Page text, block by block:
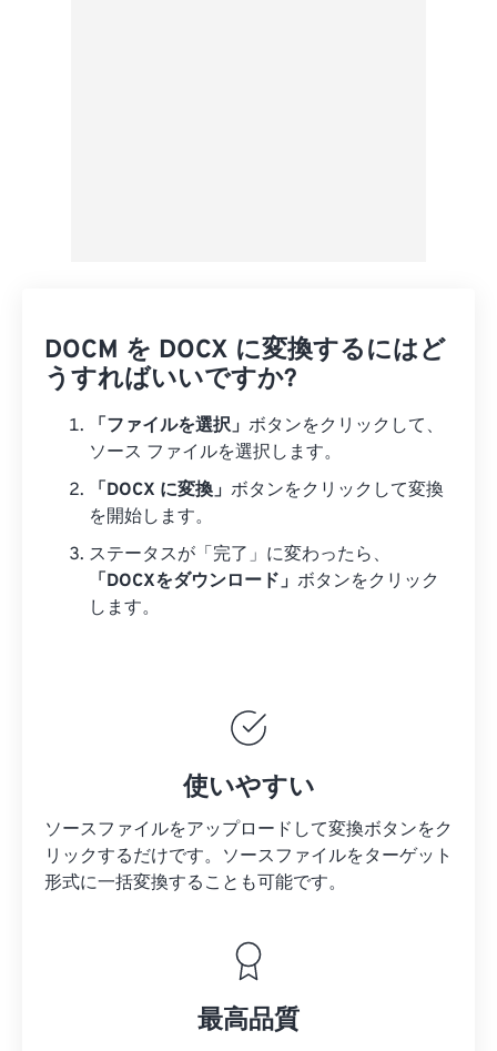
DOCM を DOCX に変換するにはど
うすればいいですか?
「ファイルを選択」 ボタンをクリックして、
ソース ファイルを選択します。
「DOCX に変換」 ボタンをクリックして変換
を開始します。
ステータスが「完了」に変わったら、
「DOCXをダウンロード」 ボタンをクリック
します。
使いやすい
ソースファイルをアップロードして変換ボタンをク
リックするだけです。 ソースファイルをターゲット
形式に一括変換することも可能です。
最高品質